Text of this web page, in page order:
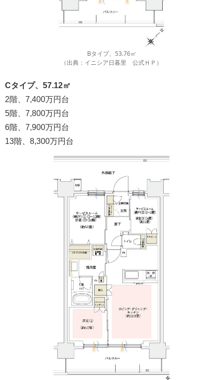
Bタイプ、53.76㎡
（出典：イニシア日暮里 公式ＨＰ）
Cタイプ、57.12㎡
2階、7,400万円台
5階、7,800万円台
6階、7,900万円台
13階、8,300万円台